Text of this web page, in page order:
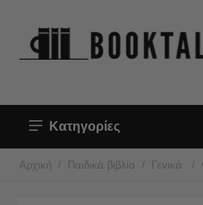
Κατηγορίες
Αρχική / Παιδικά βιβλία / Γενικά /